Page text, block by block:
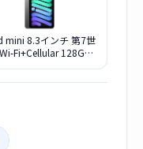
mini 8.3インチ 第7世
Fi+Cellular 128GB